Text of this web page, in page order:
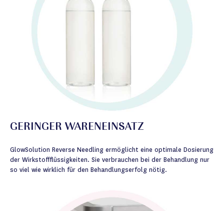
GERINGER WARENEINSATZ
GlowSolution Reverse Needling ermöglicht eine optimale Dosierung
der Wirkstoffflüssigkeiten. Sie verbrauchen bei der Behandlung nur
so viel wie wirklich für den Behandlungserfolg nötig.